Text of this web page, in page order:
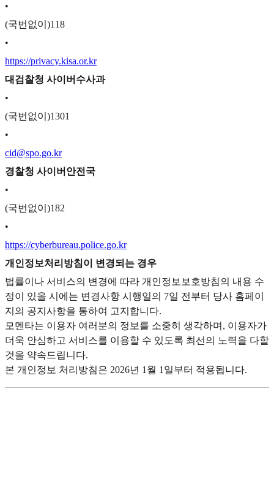
•
(국번없이)118
•
https://privacy.kisa.or.kr
대검찰청 사이버수사과
•
(국번없이)1301
•
cid@spo.go.kr
경찰청 사이버안전국
•
(국번없이)182
•
https://cyberbureau.police.go.kr
개인정보처리방침이 변경되는 경우
법률이나 서비스의 변경에 따라 개인정보보호방침의 내용 수
정이 있을 시에는 변경사항 시행일의 7일 전부터 당사 홈페이
지의 공지사항을 통하여 고지합니다.
모멘타는 이용자 여러분의 정보를 소중히 생각하며, 이용자가
더욱 안심하고 서비스를 이용할 수 있도록 최선의 노력을 다할
것을 약속드립니다.
본 개인정보 처리방침은 2026년 1월 1일부터 적용됩니다.